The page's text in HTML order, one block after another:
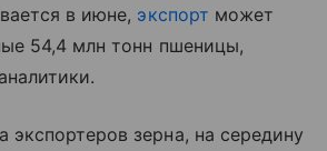
в июне, экспорт может
54,4 млн тонн пшеницы,
зерна, на середину